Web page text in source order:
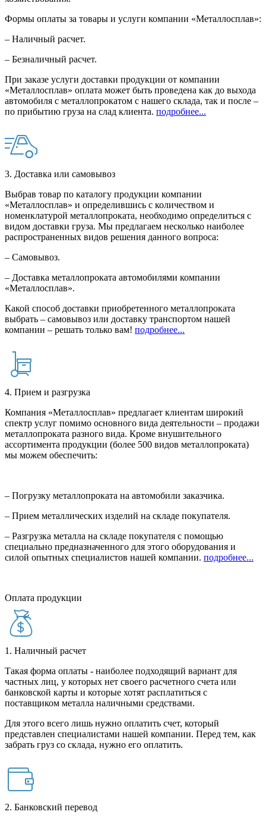
Формы оплаты за товары и услуги компании «Металлосплав»:
– Наличный расчет.
– Безналичный расчет.
При заказе услуги доставки продукции от компании
«Металлосплав» оплата может быть проведена как до выхода
автомобиля с металлопрокатом с нашего склада, так и после –
по прибытию груза на слад клиента. подробнее...
3. Доставка или самовывоз
Выбрав товар по каталогу продукции компании
«Металлосплав» и определившись с количеством и
номенклатурой металлопроката, необходимо определиться с
видом доставки груза. Мы предлагаем несколько наиболее
распространенных видов решения данного вопроса:
– Самовывоз.
– Доставка металлопроката автомобилями компании
«Металлосплав».
Какой способ доставки приобретенного металлопроката
выбрать – самовывоз или доставку транспортом нашей
компании – решать только вам! подробнее...
4. Прием и разгрузка
Компания «Металлосплав» предлагает клиентам широкий
спектр услуг помимо основного вида деятельности – продажи
металлопроката разного вида. Кроме внушительного
ассортимента продукции (более 500 видов металлопроката)
мы можем обеспечить:
– Погрузку металлопроката на автомобили заказчика.
– Прием металлических изделий на складе покупателя.
– Разгрузка металла на складе покупателя с помощью
специально предназначенного для этого оборудования и
силой опытных специалистов нашей компании. подробнее...
Оплата продукции
1. Наличный расчет
Такая форма оплаты - наиболее подходящий вариант для
частных лиц, у которых нет своего расчетного счета или
банковской карты и которые хотят расплатиться с
поставщиком металла наличными средствами.
Для этого всего лишь нужно оплатить счет, который
представлен специалистами нашей компании. Перед тем, как
забрать груз со склада, нужно его оплатить.
2. Банковский перевод